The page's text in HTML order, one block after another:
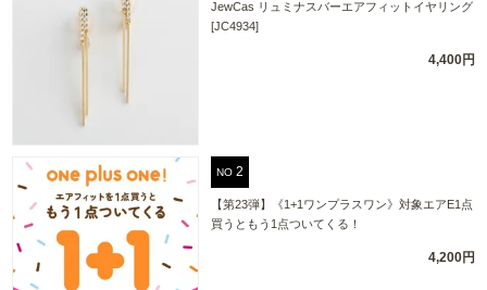
JewCas リュミナスバーエアフィットイヤリング
[JC4934]
4,400円
NO
【第23弾】《1+1ワンプラスワン》対象エアE1点
買うともう1点ついてくる！
4,200円